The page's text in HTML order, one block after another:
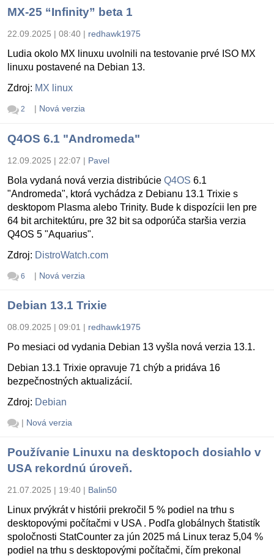
MX-25 “Infinity” beta 1
22.09.2025 | 08:40 | redhawk1975
Ludia okolo MX linuxu uvolnili na testovanie prvé ISO MX
linuxu postavené na Debian 13.
Zdroj: MX linux
2 | Nová verzia
Q4OS 6.1 "Andromeda"
12.09.2025 | 22:07 | Pavel
Bola vydaná nová verzia distribúcie Q4OS 6.1
"Andromeda", ktorá vychádza z Debianu 13.1 Trixie s
desktopom Plasma alebo Trinity. Bude k dispozícii len pre
64 bit architektúru, pre 32 bit sa odporúča staršia verzia
Q4OS 5 "Aquarius".
Zdroj: DistroWatch.com
6 | Nová verzia
Debian 13.1 Trixie
08.09.2025 | 09:01 | redhawk1975
Po mesiaci od vydania Debian 13 vyšla nová verzia 13.1.
Debian 13.1 Trixie opravuje 71 chýb a pridáva 16
bezpečnostných aktualizácií.
Zdroj: Debian
| Nová verzia
Používanie Linuxu na desktopoch dosiahlo v
USA rekordnú úroveň.
21.07.2025 | 19:40 | Balin50
Linux prvýkrát v histórii prekročil 5 % podiel na trhu s
desktopovými počítačmi v USA . Podľa globálnych štatistík
spoločnosti StatCounter za jún 2025 má Linux teraz 5,04 %
podiel na trhu s desktopovými počítačmi, čím prekonal